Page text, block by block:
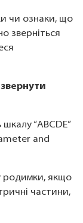
чи ознаки, що
зверніться
“ABCDE”
and
родимки, якщо
частини,